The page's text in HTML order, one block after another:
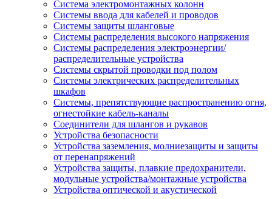
Система электромонтажных колонн
Системы ввода для кабелей и проводов
Системы защиты шланговые
Системы распределения высокого напряжения
Системы распределения электроэнергии/
распределительные устройства
Системы скрытой проводки под полом
Системы электрических распределительных
шкафов
Системы, препятствующие распространению огня,
огнестойкие кабель-каналы
Соединители для шлангов и рукавов
Устройства безопасности
Устройства заземления, молниезащиты и защиты
от перенапряжений
Устройства защиты, плавкие предохранители,
модульные устройства/монтажные устройства
Устройства оптической и акустической